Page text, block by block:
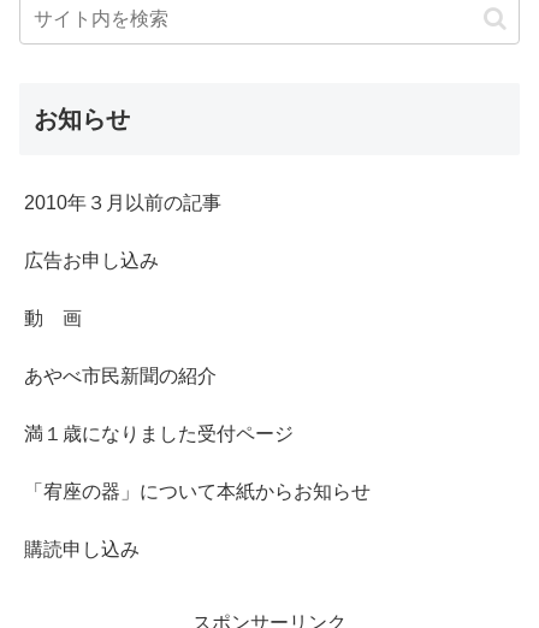
お知らせ
2010年３月以前の記事
広告お申し込み
動 画
あやべ市民新聞の紹介
満１歳になりました受付ページ
「宥座の器」について本紙からお知らせ
購読申し込み
スポンサーリンク